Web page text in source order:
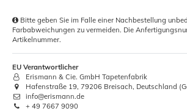
Bitte geben Sie im Falle einer Nachbestellung
Farbabweichungen zu vermeiden. Die
Artikelnummer.
EU Verantwortlicher
Erismann & Cie. GmbH Tapetenfabrik
Hafenstraße 19, 79206 Breisach, Deutschland
info@erismann.de
+ 49 7667 9090
ab0,98
Grundpreis: 0,05 € /